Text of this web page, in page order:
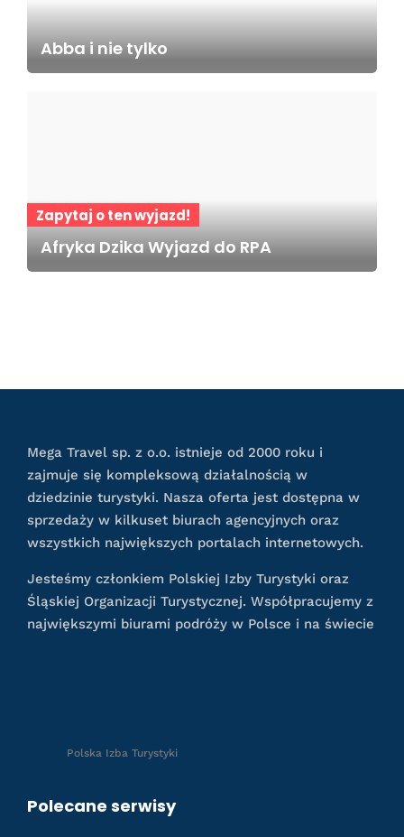
Abba i nie tylko
Zapytaj o ten wyjazd!
Afryka Dzika Wyjazd do RPA
Mega Travel sp. z o.o. istnieje od 2000 roku i
zajmuje się kompleksową działalnością w
dziedzinie turystyki. Nasza oferta jest dostępna w
sprzedaży w kilkuset biurach agencyjnych oraz
wszystkich największych portalach internetowych.
Jesteśmy członkiem Polskiej Izby Turystyki oraz
Śląskiej Organizacji Turystycznej. Współpracujemy z
największymi biurami podróży w Polsce i na świecie
Polska Izba Turystyki
Polecane serwisy